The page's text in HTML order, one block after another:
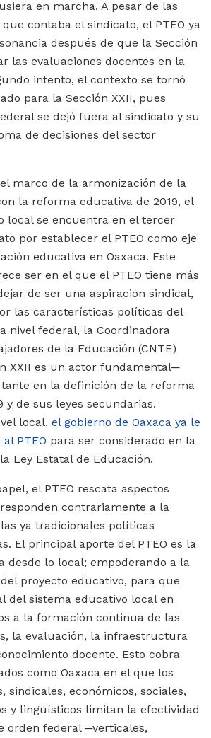
en marcha. A pesar de las
contaba el sindicato, el PTEO ya
después de que la Sección
las evaluaciones docentes en la
intento, el contexto se tornó
para la Sección XXII, pues
se dejó fuera al sindicato y su
de decisiones del sector
marco de la armonización de la
la reforma educativa de 2019, el
local se encuentra en el tercer
por establecer el PTEO como eje
educativa en Oaxaca. Este
ser en el que el PTEO tiene más
de ser una aspiración sindical,
las características políticas del
nivel federal, la Coordinadora
de la Educación (CNTE)
XXII es un actor fundamental─
en la definición de la reforma
y de sus leyes secundarias.
local, el gobierno de Oaxaca ya le
PTEO para ser considerado en la
Ley Estatal de Educación.
el PTEO rescata aspectos
contrariamente a la
ya tradicionales políticas
El principal aporte del PTEO es la
desde lo local; empoderando a la
proyecto educativo, para que
del sistema educativo local en
a la formación continua de las
la evaluación, la infraestructura
docente. Esto cobra
como Oaxaca en el que los
sindicales, económicos, sociales,
y lingüísticos limitan la efectividad
orden federal ─verticales,